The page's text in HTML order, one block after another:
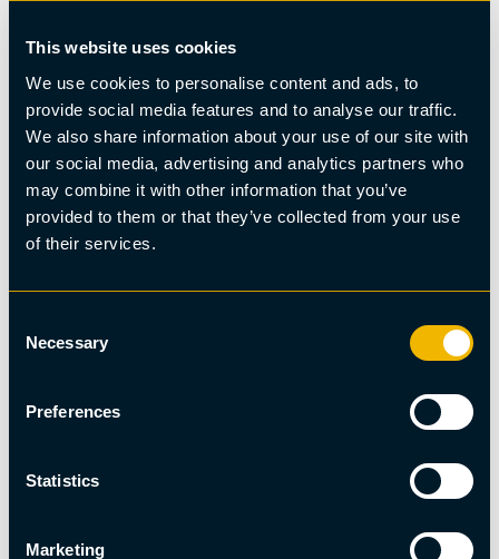
This website uses cookies
We use cookies to personalise content and ads, to
provide social media features and to analyse our traffic.
We also share information about your use of our site with
our social media, advertising and analytics partners who
may combine it with other information that you’ve
provided to them or that they’ve collected from your use
of their services.
Selection
Necessary
Preferences
Statistics
Marketing
Hållbarhetsmärkt, Hundspann
Hundspann - Sitt och njut